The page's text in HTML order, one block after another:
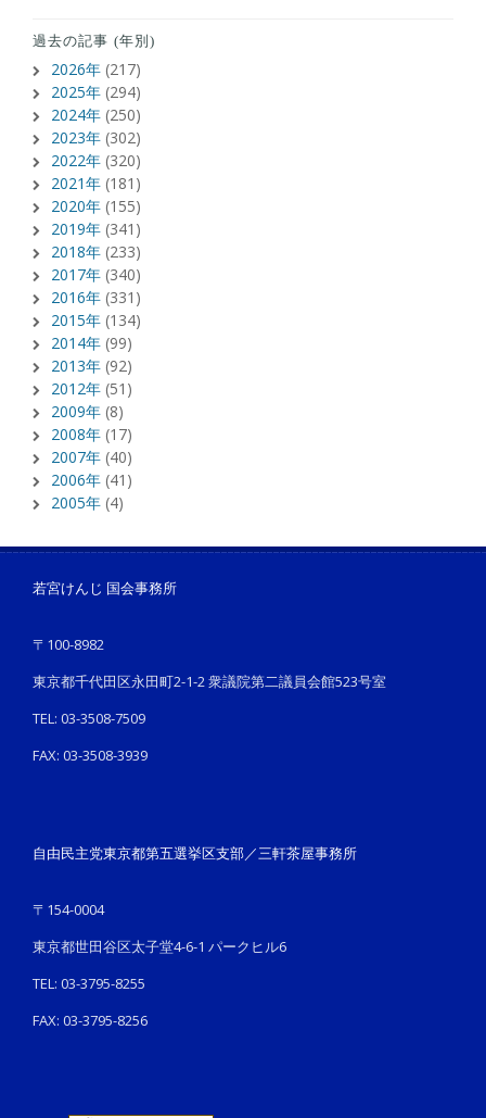
過去の記事 (年別)
2026年 (217)
2025年 (294)
2024年 (250)
2023年 (302)
2022年 (320)
2021年 (181)
2020年 (155)
2019年 (341)
2018年 (233)
2017年 (340)
2016年 (331)
2015年 (134)
2014年 (99)
2013年 (92)
2012年 (51)
2009年 (8)
2008年 (17)
2007年 (40)
2006年 (41)
2005年 (4)
若宮けんじ 国会事務所
〒100-8982
東京都千代田区永田町2-1-2 衆議院第二議員会館523号室
TEL: 03-3508-7509
FAX: 03-3508-3939
自由民主党東京都第五選挙区支部／三軒茶屋事務所
〒154-0004
東京都世田谷区太子堂4-6-1 パークヒル6
TEL: 03-3795-8255
FAX: 03-3795-8256